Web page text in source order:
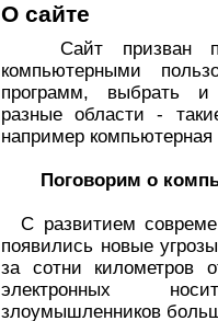
О сайте
Сайт призван
компьютерными
программ, выбрать и
разные области -
например компьютерная
Поговорим о
С развитием
появились новые
за сотни километров
электронных
злоумышленников